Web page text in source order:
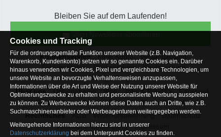
Bleiben Sie auf dem Laufenden!
Kundenservice Mein Konto
Versandkosten
Zahlungsarten
Rücksendung
Kaufberatung
Häufige Fragen
Über uns
Unternehmen Blog Jobs & Praktika
Facebook
Osterfeldsee
Archiv Sitemap
Kontaktformular
Rechtliches
AGB Widerrufsbelehrung
Datenschutz
Altbatterie-Entsorgung
Impressum
Cookies und Tracking
Für die ordnungsgemäße Funktion unserer Website (z.B. Navigation,
Warenkorb, Kundenkonto) setzen wir so genannte Cookies ein. Darüber
hinaus verwenden wir Cookies, Pixel und vergleichbare Technologien, um
unsere Website an bevorzugte Verhaltensweisen anzupassen,
Informationen über die Art und Weise der Nutzung unserer Website für
Optimierungszwecke zu erhalten und personalisierte Werbung ausspielen
zu können. Zu Werbezwecke können diese Daten auch an Dritte, wie z.B.
Suchmaschinenanbieter oder Werbeagenturen weitergegeben werden.
Weitergehende Informationen hierzu sind in unserer
Datenschutzerklärung bei dem Unterpunkt Cookies zu finden.